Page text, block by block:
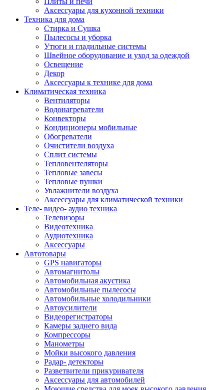
Аксессуары для кухонной техники
Техника для дома
Стирка и Сушка
Пылесосы и уборка
Утюги и гладильные системы
Швейное оборудование и уход за одеждой
Освещение
Декор
Аксессуары к технике для дома
Климатическая техника
Вентиляторы
Водонагреватели
Конвекторы
Кондиционеры мобильные
Обогреватели
Очистители воздуха
Сплит системы
Тепловентеляторы
Тепловые завесы
Тепловые пушки
Увлажнители воздуха
Аксессуары для климатической техники
Теле- видео- аудио техника
Телевизоры
Видеотехника
Аудиотехника
Аксессуары
Автотовары
GPS навигаторы
Автомагнитолы
Автомобильная акустика
Автомобильные пылесосы
Автомобильные холодильники
Автоусилители
Видеорегистраторы
Камеры заднего вида
Компрессоры
Манометры
Мойки высокого давления
Радар- детекторы
Разветвители прикуривателя
Аксессуары для автомобилей